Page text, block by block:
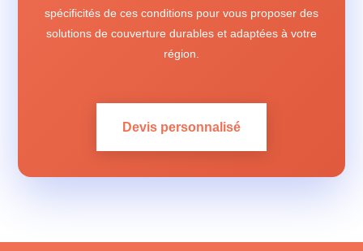
spécificités de ces conditions pour vous proposer des
solutions de couverture durables et adaptées à votre
région.
Devis personnalisé